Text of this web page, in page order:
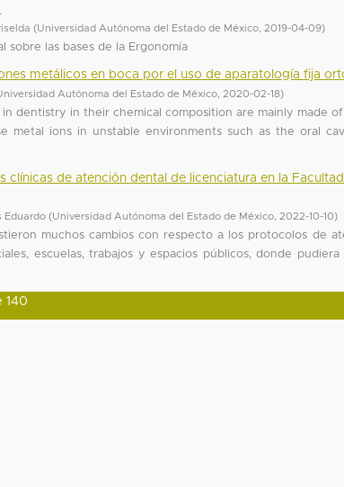
(Universidad Autónoma del Estado de México 2019-04-09)
sobre las bases de la Ergonomía
metálicos en boca por el uso de aparatología fija
Autónoma del Estado de México 2020-02-18)
dentistry in their chemical composition are mainly made
metal ions in unstable environments such as the oral
clínicas de atención dental de licenciatura en la
Eduardo (Universidad Autónoma del Estado de México 2022-10-10)
muchos cambios con respecto a los protocolos de
escuelas, trabajos y espacios públicos, donde
140